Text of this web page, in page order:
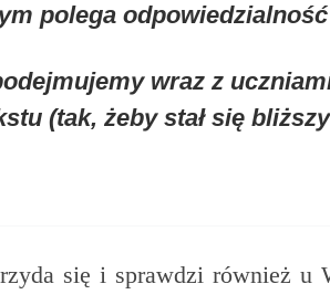
polega
wraz z
(tak, żeby stał się
się i sprawdzi również